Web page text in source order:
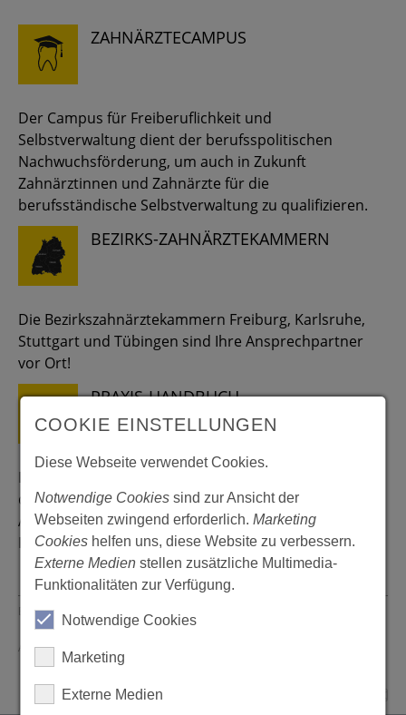
ZAHNÄRZTECAMPUS
Der Campus für Freiberuflichkeit und
Selbstverwaltung dient der berufsspolitischen
Nachwuchsförderung, um auch in Zukunft
Zahnärztinnen und Zahnärzte für die
berufsständische Selbstverwaltung zu qualifizieren.
BEZIRKS-ZAHNÄRZTEKAMMERN
Die Bezirkszahnärztekammern Freiburg, Karlsruhe,
Stuttgart und Tübingen sind Ihre Ansprechpartner
vor Ort!
PRAXIS-HANDBUCH
Das unverzichtbare Nachschlagewerk für alle Fragen
des Praxisalltags – mit Musterschreiben,
Arbeitsanweisungen, Mitarbeiterunterweisungen,
Formularen …
Erstellt von: Andrea Mader, 05.07.2016
Aktualisiert von: Tricept AG, 18.06.2026
COOKIE EINSTELLUNGEN
Diese Webseite verwendet Cookies.
Notwendige Cookiessind zur Ansicht der
Webseiten zwingend erforderlich.Marketing
Cookies helfen uns, diese Website zu verbessern.
Externe Medienstellen zusätzliche Multimedia-
Funktionalitäten zur Verfügung.
Notwendige Cookies
Marketing
Externe Medien